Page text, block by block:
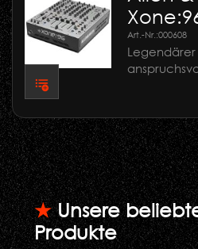
Art.-Nr.:000608
★Unsere
Produkte